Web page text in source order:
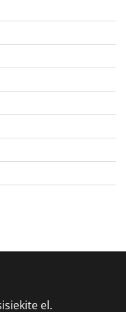
el.